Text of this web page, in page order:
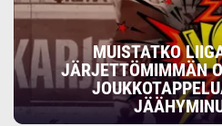
MUISTATKO
JÄRJETTÖMIMMÄN